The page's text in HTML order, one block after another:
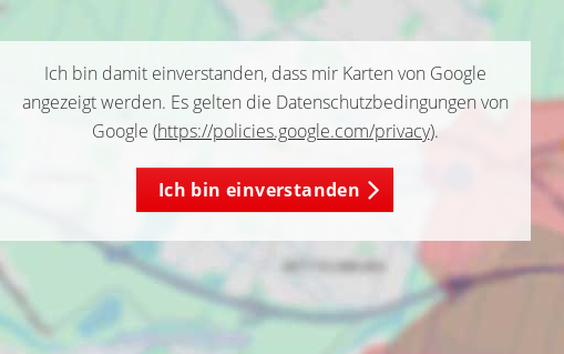
Ich bin damit einverstanden, dass mir Karten von Google
angezeigt werden. Es gelten die Datenschutzbedingungen von
Google (https://policies.google.com/privacy).
Ich bin einverstanden